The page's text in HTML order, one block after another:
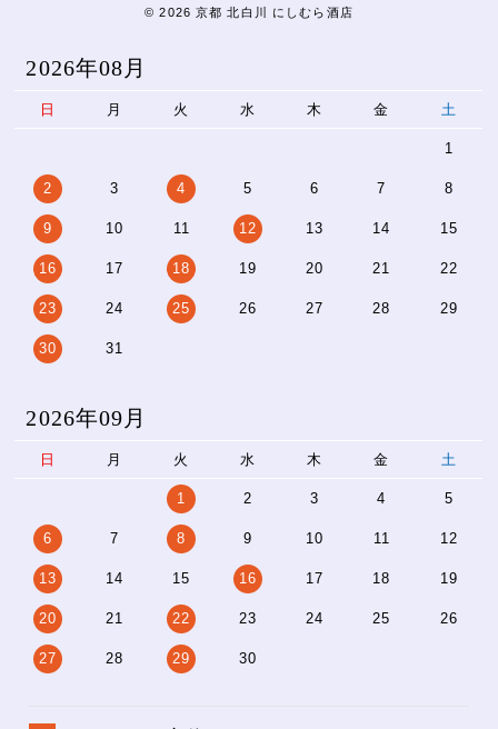
© 2026 京都 北白川 にしむら酒店
2026年08月
日 月 火 水 木 金 土
1
2 3 4 5 6 7 8
9 10 11 12 13 14 15
16 17 18 19 20 21 22
23 24 25 26 27 28 29
30 31
2026年09月
日 月 火 水 木 金 土
1 2 3 4 5
6 7 8 9 10 11 12
13 14 15 16 17 18 19
20 21 22 23 24 25 26
27 28 29 30